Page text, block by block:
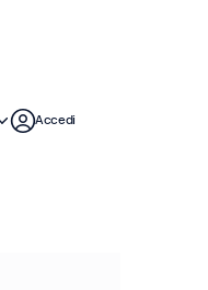
Accedi